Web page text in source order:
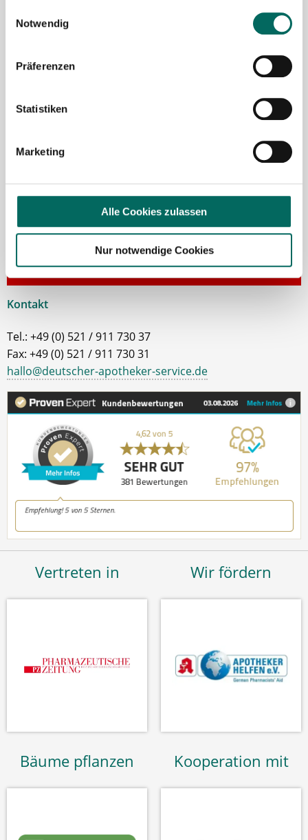
Notwendig
Präferenzen
Statistiken
Marketing
Alle Cookies zulassen
Nur notwendige Cookies
Ich unterstütze Sie gerne bei der Suche nach einer
Fragen zu unseren Stellenangeboten oder zum
Ablauf nach Ihrer kostenlosen Stellenanfrage
melden Sie sich gern.
Jetzt zur kostenlosen Stellenanfrage
Kontakt
Tel.: +49 (0) 521 / 911 730 37
Fax: +49 (0) 521 / 911 730 31
hallo@deutscher-apotheker-service.de
Vertreten in Wir fördern
Bäume pflanzen Kooperation mit